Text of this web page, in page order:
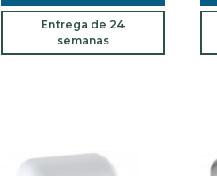
Entrega de 24
semanas